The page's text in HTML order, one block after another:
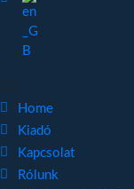
Home
Kiadó
Kapcsolat
Rólunk